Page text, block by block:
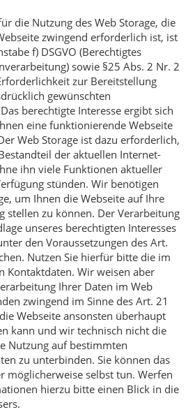
die Nutzung des Web Storage, die
zwingend erforderlich ist, ist
f) DSGVO (Berechtigtes
sowie §25 Abs. 2 Nr. 2
zur Bereitstellung
gewünschten
berechtigte Interesse ergibt sich
eine funktionierende Webseite
Web Storage ist dazu erforderlich,
der aktuellen Internet-
ihn viele Funktionen aktueller
stünden. Wir benötigen
um Ihnen die Webseite auf Ihre
stellen zu können. Der Verarbeitung
unseres berechtigten Interesses
den Voraussetzungen des Art.
Nutzen Sie hierfür bitte die im
Kontaktdaten. Wir weisen aber
Ihrer Daten im Web
zwingend im Sinne des Art. 21
Webseite ansonsten überhaupt
kann und wir technisch nicht die
Nutzung auf bestimmten
zu unterbinden. Sie können das
möglicherweise selbst tun. Werfen
hierzu bitte einen Blick in die